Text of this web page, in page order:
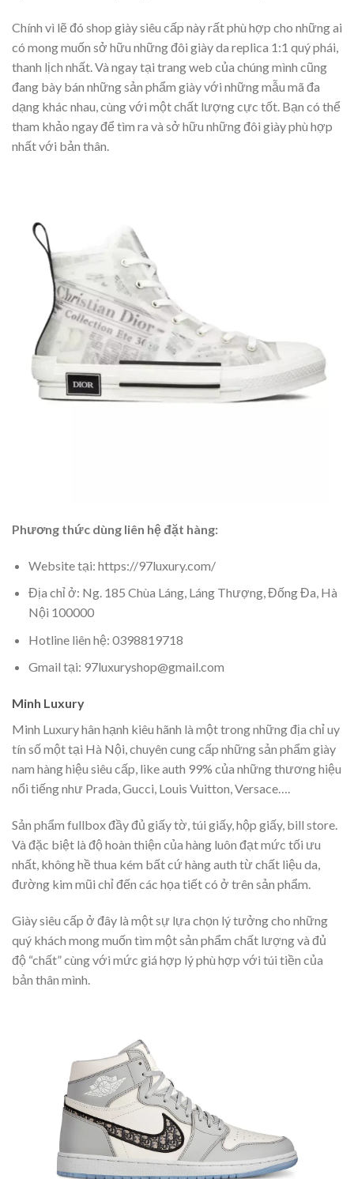
Chính vì lẽ đó shop giày siêu cấp này rất phù hợp cho những ai
có mong muốn sở hữu những đôi giày da replica 1:1 quý phái,
thanh lịch nhất. Và ngay tại trang web của chúng mình cũng
đang bày bán những sản phẩm giày với những mẫu mã đa
dạng khác nhau, cùng với một chất lượng cực tốt. Bạn có thể
tham khảo ngay để tìm ra và sở hữu những đôi giày phù hợp
nhất với bản thân.
Phương thức dùng liên hệ đặt hàng:
Website tại: https://97luxury.com/
Địa chỉ ở: Ng. 185 Chùa Láng, Láng Thượng, Đống Đa, Hà
Nội 100000
Hotline liên hệ: 0398819718
Gmail tại: 97luxuryshop@gmail.com
Minh Luxury
Minh Luxury hân hạnh kiêu hãnh là một trong những địa chỉ uy
tín số một tại Hà Nội, chuyên cung cấp những sản phẩm giày
nam hàng hiệu siêu cấp, like auth 99% của những thương hiệu
nổi tiếng như Prada, Gucci, Louis Vuitton, Versace….
Sản phẩm fullbox đầy đủ giấy tờ, túi giấy, hộp giấy, bill store.
Và đặc biệt là độ hoàn thiện của hàng luôn đạt mức tối ưu
nhất, không hề thua kém bất cứ hàng auth từ chất liệu da,
đường kim mũi chỉ đến các họa tiết có ở trên sản phẩm.
Giày siêu cấp ở đây là một sự lựa chọn lý tưởng cho những
quý khách mong muốn tìm một sản phẩm chất lượng và đủ
độ “chất” cùng với mức giá hợp lý phù hợp với túi tiền của
bản thân mình.